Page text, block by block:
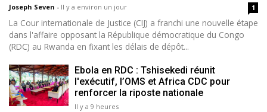
Joseph Seven - Il y a environ un jour 1
La Cour internationale de Justice (CIJ) a franchi une nouvelle étape
dans l'affaire opposant la République démocratique du Congo
(RDC) au Rwanda en fixant les délais de dépôt...
Ebola en RDC : Tshisekedi réunit
l'exécutif, l’OMS et Africa CDC pour
renforcer la riposte nationale
Il y a 9 heures